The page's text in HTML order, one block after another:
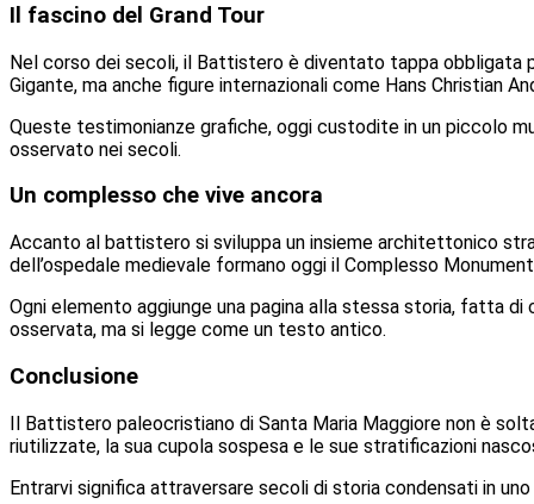
Il fascino del Grand Tour
Nel corso dei secoli, il Battistero è diventato tappa obbligata
Gigante, ma anche figure internazionali come Hans Christian
Queste testimonianze grafiche, oggi custodite in un piccolo
osservato nei secoli.
Un complesso che vive ancora
Accanto al battistero si sviluppa un insieme architettonico
dell’ospedale medievale formano oggi il Complesso
Ogni elemento aggiunge una pagina alla stessa storia, fatta
osservata, ma si legge come un testo antico.
Conclusione
Il Battistero paleocristiano di Santa Maria Maggiore non è
riutilizzate, la sua cupola sospesa e le sue stratificazioni
Entrarvi significa attraversare secoli di storia condensati in